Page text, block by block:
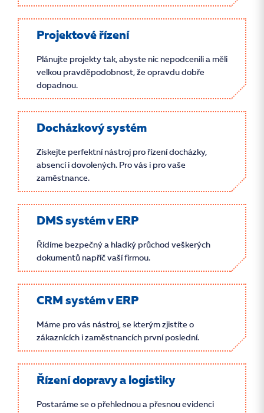
Projektové řízení
Plánujte projekty tak, abyste nic nepodcenili a měli
velkou pravděpodobnost, že opravdu dobře
dopadnou.
Docházkový systém
Získejte perfektní nástroj pro řízení docházky,
absencí i dovolených. Pro vás i pro vaše
zaměstnance.
DMS systém v ERP
Řídíme bezpečný a hladký průchod veškerých
dokumentů napříč vaší firmou.
CRM systém v ERP
Máme pro vás nástroj, se kterým zjistíte o
zákaznících i zaměstnancích první poslední.
Řízení dopravy a logistiky
Postaráme se o přehlednou a přesnou evidenci